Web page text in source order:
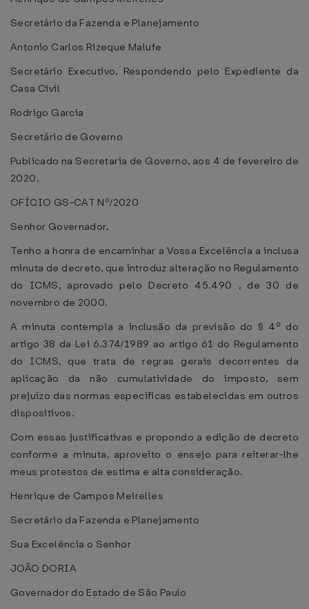
Secretário da Fazenda e Planejamento
Antonio Carlos Rizeque Malufe
Secretário Executivo, Respondendo pelo Expediente da
Casa Civil
Rodrigo Garcia
Secretário de Governo
Publicado na Secretaria de Governo, aos 4 de fevereiro de
2020.
OFÍCIO GS-CAT Nº/2020
Senhor Governador,
Tenho a honra de encaminhar a Vossa Excelência a inclusa
minuta de decreto, que introduz alteração no Regulamento
do ICMS, aprovado pelo Decreto 45.490 , de 30 de
novembro de 2000.
A minuta contempla a inclusão da previsão do § 4º do
artigo 38 da Lei 6.374/1989 ao artigo 61 do Regulamento
do ICMS, que trata de regras gerais decorrentes da
aplicação da não cumulatividade do imposto, sem
prejuízo das normas específicas estabelecidas em outros
dispositivos.
Com essas justificativas e propondo a edição de decreto
conforme a minuta, aproveito o ensejo para reiterar-lhe
meus protestos de estima e alta consideração.
Henrique de Campos Meirelles
Secretário da Fazenda e Planejamento
Sua Excelência o Senhor
JOÃO DORIA
Governador do Estado de São Paulo